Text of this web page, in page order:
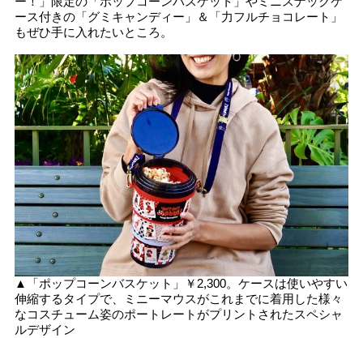
ース付きの「グミキャンディー」＆「力フルチョコレート」
もぜひ手に入れたいところ。
▲「ポップコーンバスケット」￥2,300。ケースは使いやすい
伸縮するタイプで、ミニーマウスがこれまでに着用した様々
なコスチューム姿のポートレートがプリントされたスペシャ
ルデザイン